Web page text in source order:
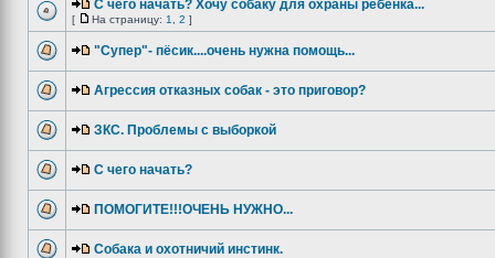
С чего начать? Хочу собаку для охраны ребенка...
[ На страницу: 1 2 ]
"Супер"- пёсик....очень нужна помощь...
Агрессия отказных собак - это приговор?
ЗКС. Проблемы с выборкой
С чего начать?
ПОМОГИТЕ!!!ОЧЕНЬ НУЖНО...
Собака и охотничий инстинк.